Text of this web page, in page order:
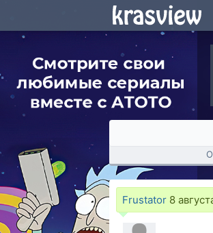
Frustator 8